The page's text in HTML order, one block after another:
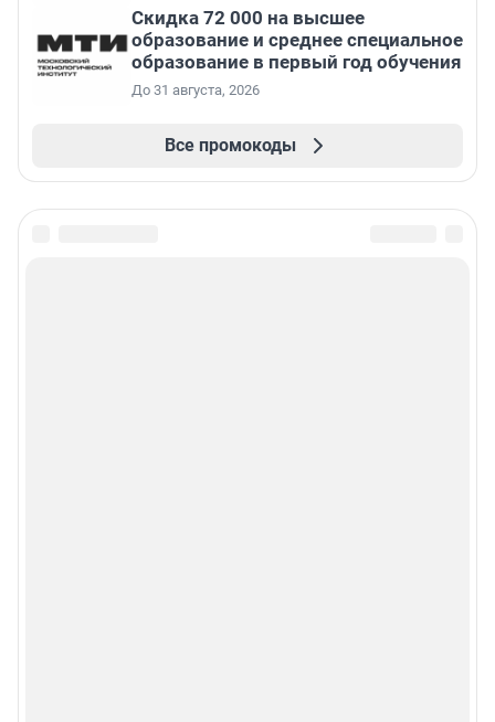
Скидка 72 000 на высшее
образование и среднее специальное
образование в первый год обучения
До 31 августа, 2026
Все промокоды